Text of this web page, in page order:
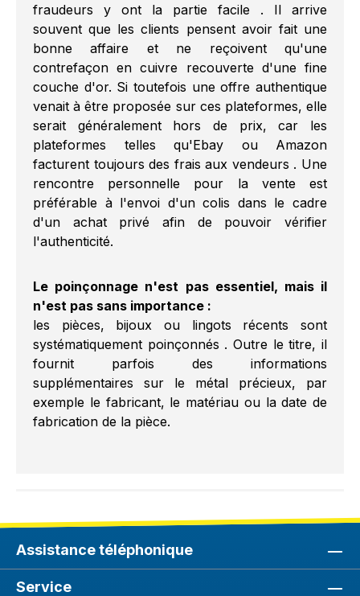
fraudeurs y ont la partie facile . Il arrive
souvent que les clients pensent avoir fait une
bonne affaire et ne reçoivent qu'une
contrefaçon en cuivre recouverte d'une fine
couche d'or. Si toutefois une offre authentique
venait à être proposée sur ces plateformes, elle
serait généralement hors de prix, car les
plateformes telles qu'Ebay ou Amazon
facturent toujours des frais aux vendeurs . Une
rencontre personnelle pour la vente est
préférable à l'envoi d'un colis dans le cadre
d'un achat privé afin de pouvoir vérifier
l'authenticité.
Le poinçonnage n'est pas essentiel, mais il
n'est pas sans importance :
les pièces, bijoux ou lingots récents sont
systématiquement poinçonnés . Outre le titre, il
fournit parfois des informations
supplémentaires sur le métal précieux, par
exemple le fabricant, le matériau ou la date de
fabrication de la pièce.
Assistance téléphonique
Service